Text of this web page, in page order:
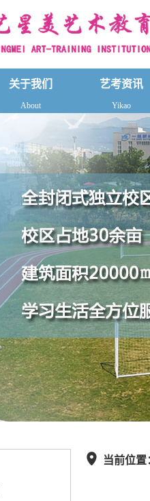
关于我们
About
艺考资讯
Yikao
 当前位